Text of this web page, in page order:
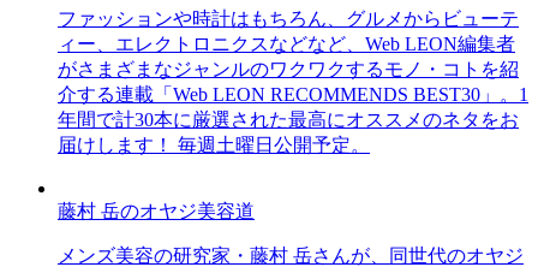
ファッションや時計はもちろん、グルメからビューテ
ィー、エレクトロニクスなどなど、Web LEON編集者
がさまざまなジャンルのワクワクするモノ・コトを紹
介する連載「Web LEON RECOMMENDS BEST30」。1
年間で計30本に厳選された最高にオススメのネタをお
届けします！ 毎週土曜日公開予定。
藤村 岳のオヤジ美容道
メンズ美容の研究家・藤村 岳さんが、同世代のオヤジ